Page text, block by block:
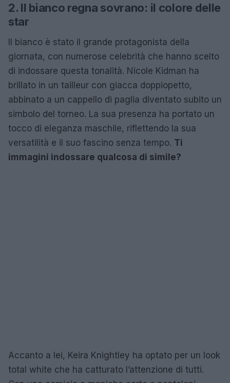
2. Il bianco regna sovrano: il colore delle
star
Il bianco è stato il grande protagonista della
giornata, con numerose celebrità che hanno scelto
di indossare questa tonalità. Nicole Kidman ha
brillato in un tailleur con giacca doppiopetto,
abbinato a un cappello di paglia diventato subito un
simbolo del torneo. La sua presenza ha portato un
tocco di eleganza maschile, riflettendo la sua
versatilità e il suo fascino senza tempo. Ti
immagini indossare qualcosa di simile?
Accanto a lei, Keira Knightley ha optato per un look
total white che ha catturato l’attenzione di tutti.